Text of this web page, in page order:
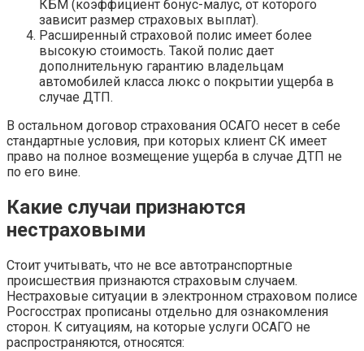
КБМ (коэффициент бонус-малус, от которого
зависит размер страховых выплат).
Расширенный страховой полис имеет более
высокую стоимость. Такой полис дает
дополнительную гарантию владельцам
автомобилей класса люкс о покрытии ущерба в
случае ДТП.
В остальном договор страхования ОСАГО несет в себе
стандартные условия, при которых клиент СК имеет
право на полное возмещение ущерба в случае ДТП не
по его вине.
Какие случаи признаются
нестраховыми
Стоит учитывать, что не все автотранспортные
происшествия признаются страховым случаем.
Нестраховые ситуации в электронном страховом полисе
Росгосстрах прописаны отдельно для ознакомления
сторон. К ситуациям, на которые услуги ОСАГО не
распространяются, относятся: